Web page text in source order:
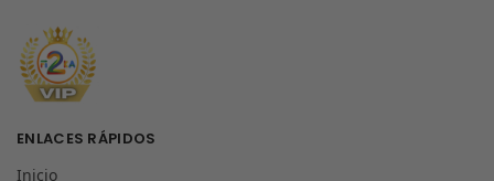
ENLACES RÁPIDOS
Inicio